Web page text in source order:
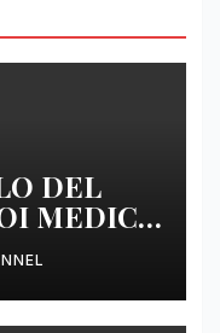
DEL
MEDICI
ARMI